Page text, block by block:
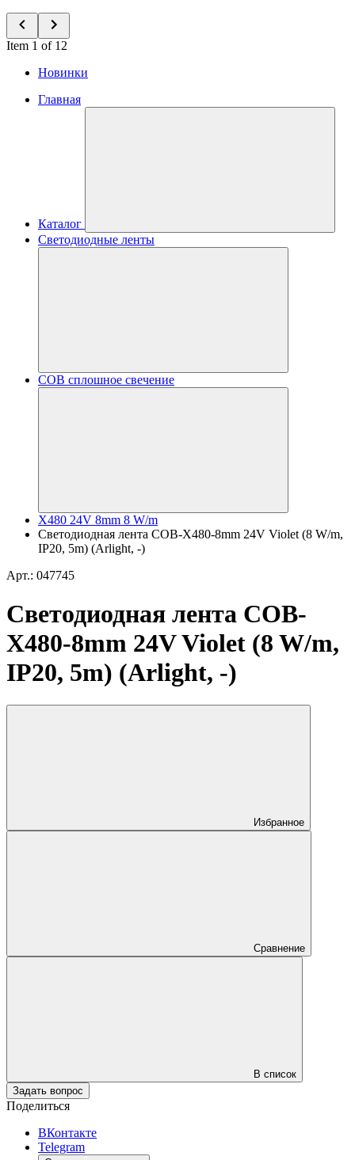
Item 1 of 12
Новинки
Главная
Каталог
Светодиодные ленты
COB сплошное свечение
X480 24V 8mm 8 W/m
Светодиодная лента COB-X480-8mm 24V Violet (8 W/m,
IP20, 5m) (Arlight, -)
Арт.: 047745
Светодиодная лента COB-
X480-8mm 24V Violet (8 W/m,
IP20, 5m) (Arlight, -)
Избранное
Сравнение
В список
Задать вопрос
Поделиться
ВКонтакте
Telegram